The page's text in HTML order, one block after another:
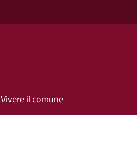
Vivere il comune